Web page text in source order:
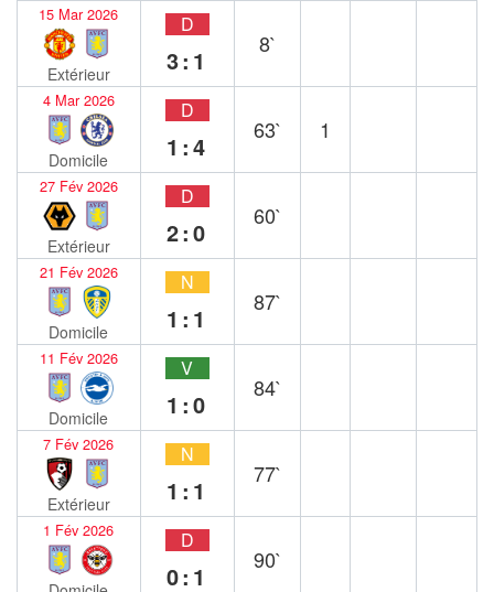
15 Mar 2026
Extérieur
D
3:1
8`
4 Mar 2026
Domicile
D
1:4
63` 1
27 Fév 2026
Extérieur
D
2:0
60`
21 Fév 2026
Domicile
N
1:1
87`
11 Fév 2026
Domicile
V
1:0
84`
7 Fév 2026
Extérieur
N
1:1
77`
1 Fév 2026 D
0:1
90`